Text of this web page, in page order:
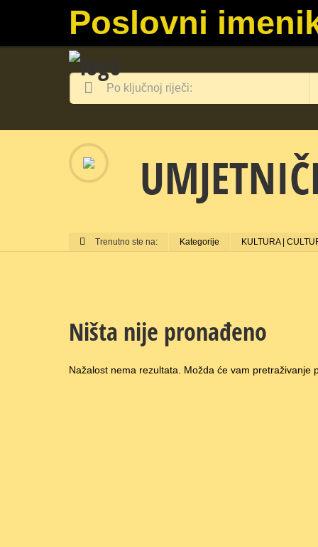
Poslovni
Trenutno ste na: Kategorije KULTURA |
Ništa nije pronađeno
Nažalost nema rezultata. Možda će vam pretraživanje